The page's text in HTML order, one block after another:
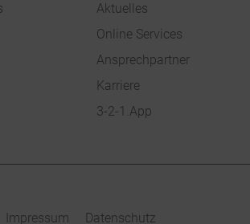
Aktuelles
Online Services
Ansprechpartner
Karriere
3-2-1.App
Impressum Datenschutz